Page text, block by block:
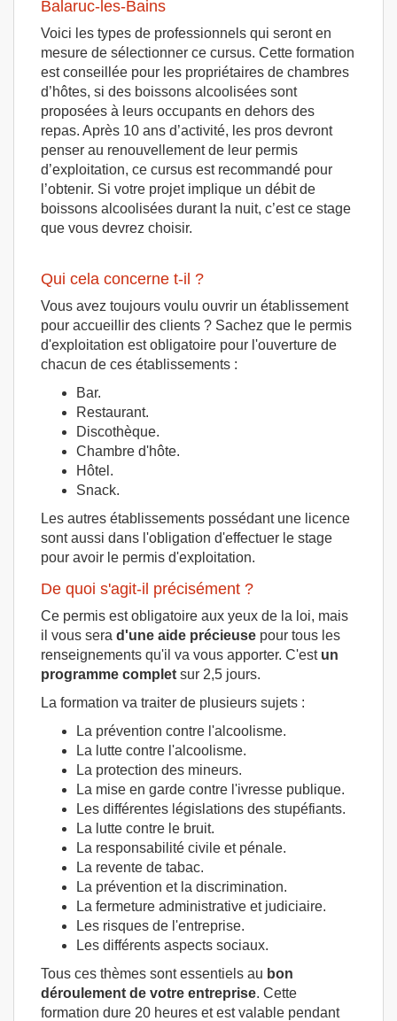
Balaruc-les-Bains
Voici les types de professionnels qui seront en
mesure de sélectionner ce cursus. Cette formation
est conseillée pour les propriétaires de chambres
d’hôtes, si des boissons alcoolisées sont
proposées à leurs occupants en dehors des
repas. Après 10 ans d’activité, les pros devront
penser au renouvellement de leur permis
d’exploitation, ce cursus est recommandé pour
l’obtenir. Si votre projet implique un débit de
boissons alcoolisées durant la nuit, c’est ce stage
que vous devrez choisir.
Qui cela concerne t-il ?
Vous avez toujours voulu ouvrir un établissement
pour accueillir des clients ? Sachez que le permis
d'exploitation est obligatoire pour l'ouverture de
chacun de ces établissements :
Bar.
Restaurant.
Discothèque.
Chambre d'hôte.
Hôtel.
Snack.
Les autres établissements possédant une licence
sont aussi dans l'obligation d'effectuer le stage
pour avoir le permis d'exploitation.
De quoi s'agit-il précisément ?
Ce permis est obligatoire aux yeux de la loi, mais
il vous sera d'une aide précieuse pour tous les
renseignements qu'il va vous apporter. C'estun
programme complet sur 2,5 jours.
La formation va traiter de plusieurs sujets :
La prévention contre l'alcoolisme.
La lutte contre l'alcoolisme.
La protection des mineurs.
La mise en garde contre l'ivresse publique.
Les différentes législations des stupéfiants.
La lutte contre le bruit.
La responsabilité civile et pénale.
La revente de tabac.
La prévention et la discrimination.
La fermeture administrative et judiciaire.
Les risques de l'entreprise.
Les différents aspects sociaux.
Tous ces thèmes sont essentiels au bon
déroulement de votre entreprise. Cette
formation dure 20 heures et est valable pendant